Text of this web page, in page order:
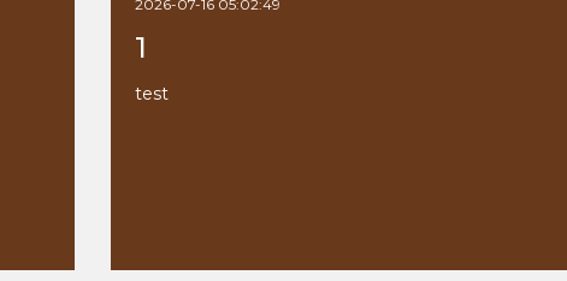
2026-07-16 05:02:49
1
test